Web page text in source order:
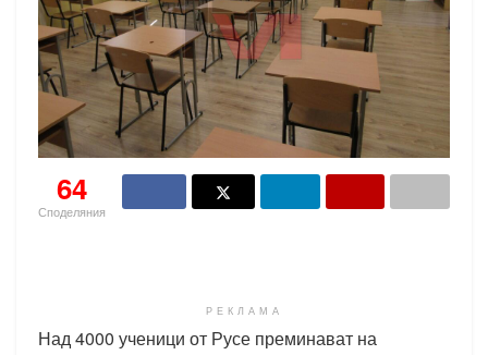
64
Споделяния
РЕКЛАМА
Над 4000 ученици от Русе преминават на